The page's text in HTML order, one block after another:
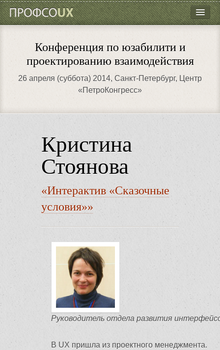
ПрофсоUX
Докладчики
Мастер-классы
Партнёры
Конференция по юзабилити и
проектированию взаимодействия
26 апреля (суббота) 2014, Санкт-Петербург, Центр
«ПетроКонгресс»
Кристина
Стоянова
«Интерактив «Сказочные
условия»»
Руководитель отдела развития
В UX пришла из проектного менеджмента.